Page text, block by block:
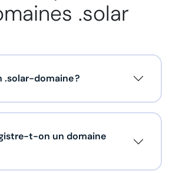
.solar
.solar-domaine ?
t-on un domaine